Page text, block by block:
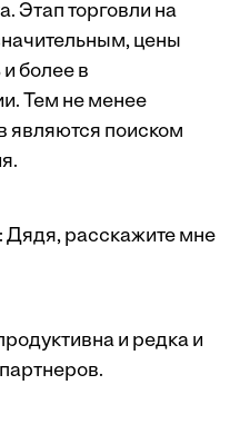
Этап торговли на
цены
более в
Тем не менее
являются поиском
Дядя, расскажите мне
и редка и